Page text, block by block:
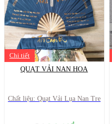
Chi tiết
QUẠT VẢI NAN HOA
Chất liệu: Quạt Vải Lụa Nan Tre